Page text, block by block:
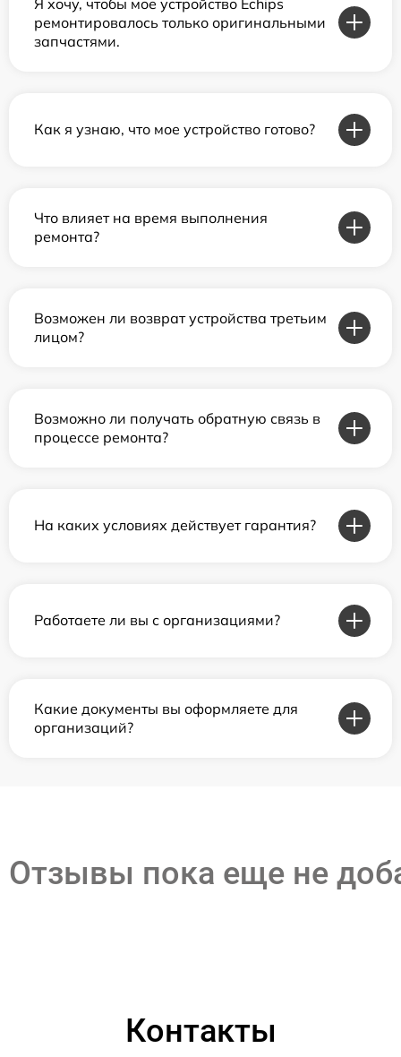
ремонтировалось только оригинальными
запчастями.
Как я узнаю, что мое устройство готово?
Что влияет на время выполнения
ремонта?
Возможен ли возврат устройства третьим
лицом?
Возможно ли получать обратную связь в
процессе ремонта?
На каких условиях действует гарантия?
Работаете ли вы с организациями?
Какие документы вы оформляете для
организаций?
Отзывы пока еще не
Контакты